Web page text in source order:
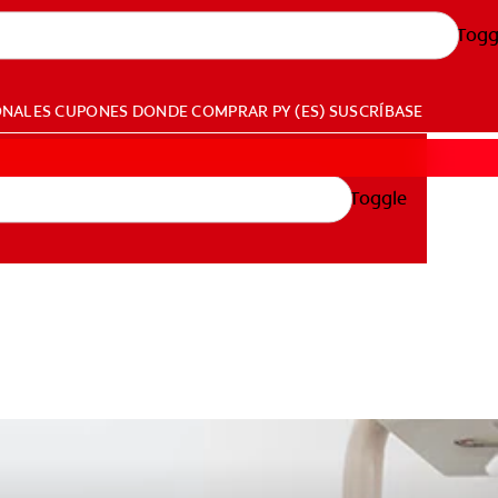
CUPONES DONDE COMPRAR PY (ES) SUSCRÍBASE
Toggle